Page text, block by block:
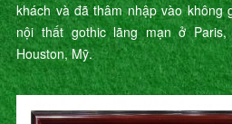
khách và đã thâm nhập vào không
nội thất gothic lãng mạn ở
Houston, Mỹ.